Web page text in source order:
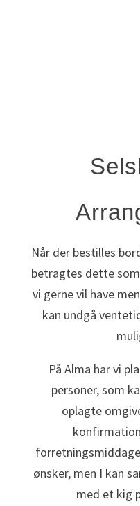
Når der bestilles
betragtes dette
vi gerne vil have
kan undgå
På Alma har vi
personer, som
oplagte
ønsker, men I kan
med et kig